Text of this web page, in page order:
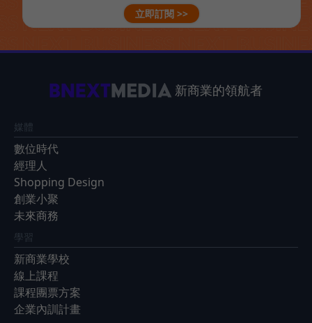
立即訂閱 >>
新商業的領航者
媒體
數位時代
經理人
Shopping Design
創業小聚
未來商務
學習
新商業學校
線上課程
課程團票方案
企業內訓計畫